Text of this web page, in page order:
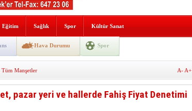
kapsamlı şekilde
Çocuk 5 Yaralı
Eğitim Sağlık Spor Kültür Sanat
Hava Durumu Spor
Tüm Manşetler A- A+
pazar yeri ve hallerde Fahiş Fiyat Denetimi